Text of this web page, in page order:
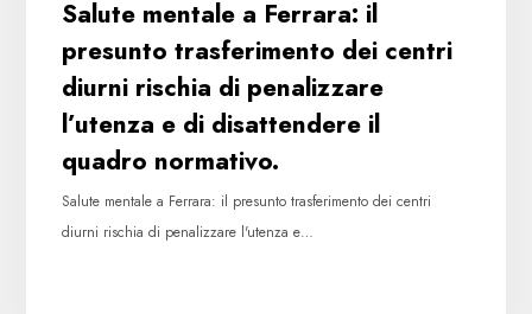
disattendere
normativo.
Salute mentale a Ferrara: il
presunto trasferimento dei centri
diurni rischia di penalizzare
l’utenza e di disattendere il
quadro normativo.
Salute mentale a Ferrara: il presunto trasferimento dei centri
diurni rischia di penalizzare l'utenza e…